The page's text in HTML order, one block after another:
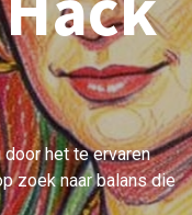
het te ervaren
zoek naar balans die